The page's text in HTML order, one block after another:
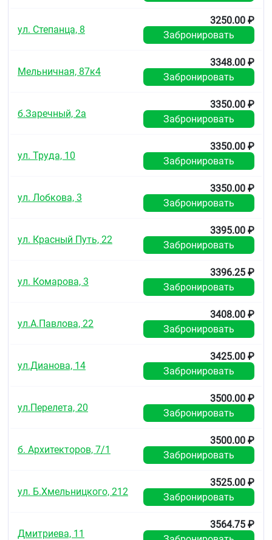
ул. Степанца, 8
3250.00 ₽
Забронировать
Мельничная, 87к4
3348.00 ₽
Забронировать
б.Заречный, 2а
3350.00 ₽
Забронировать
ул. Труда, 10
3350.00 ₽
Забронировать
ул. Лобкова, 3
3350.00 ₽
Забронировать
ул. Красный Путь, 22
3395.00 ₽
Забронировать
ул. Комарова, 3
3396.25 ₽
Забронировать
ул.А.Павлова, 22
3408.00 ₽
Забронировать
ул.Дианова, 14
3425.00 ₽
Забронировать
ул.Перелета, 20
3500.00 ₽
Забронировать
б. Архитекторов, 7/1
3500.00 ₽
Забронировать
ул. Б.Хмельницкого, 212
3525.00 ₽
Забронировать
Дмитриева, 11
3564.75 ₽